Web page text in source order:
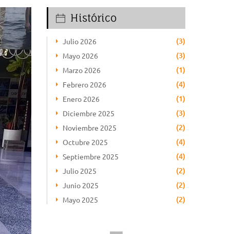
Histórico
Julio 2026 (3)
Mayo 2026 (3)
Marzo 2026 (1)
Febrero 2026 (4)
Enero 2026 (1)
Diciembre 2025 (3)
Noviembre 2025 (2)
Octubre 2025 (4)
Septiembre 2025 (4)
Julio 2025 (2)
Junio 2025 (2)
Mayo 2025 (2)